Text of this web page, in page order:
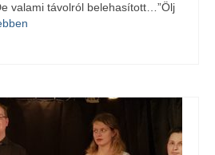
valami távolról belehasított…”Ölj